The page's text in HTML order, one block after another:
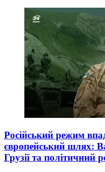
Російський режим
європейський шлях:
Грузії та політичний